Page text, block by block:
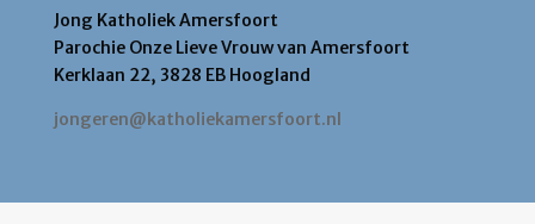
Jong Katholiek Amersfoort
Parochie Onze Lieve Vrouw van Amersfoort
Kerklaan 22, 3828 EB Hoogland
jongeren@katholiekamersfoort.nl